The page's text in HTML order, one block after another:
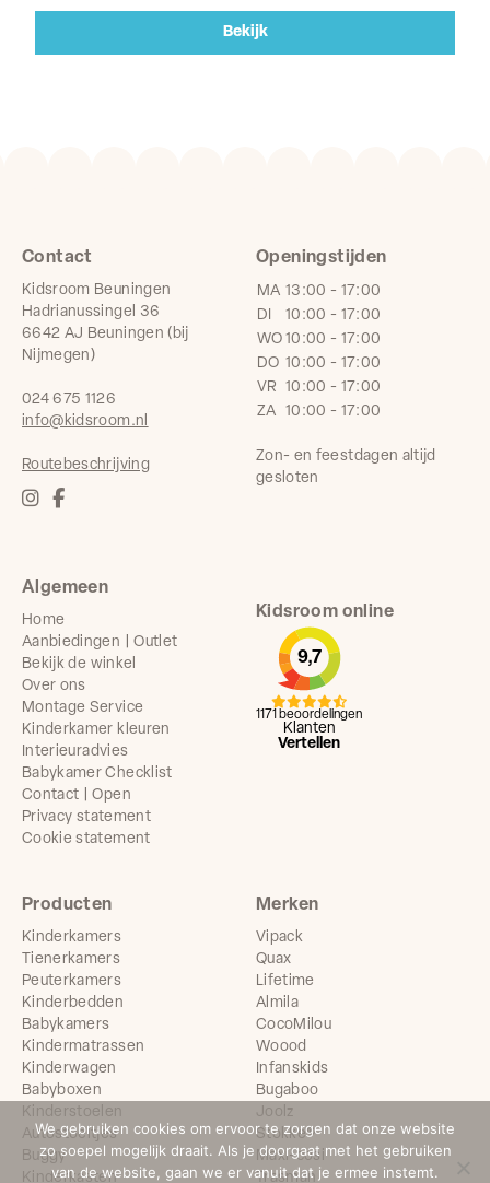
Bekijk
Algemeen
Home
Aanbiedingen | Outlet
Bekijk de winkel
Over ons
Montage Service
Kinderkamer kleuren
Interieuradvies
Babykamer Checklist
Contact | Open
Privacy statement
Cookie statement
Producten
Kinderkamers
Tienerkamers
Peuterkamers
Kinderbedden
Babykamers
Kindermatrassen
Kinderwagen
Babyboxen
Kinderstoelen
Autostoeltjes
Buggy
Kinderkasten
Merken
Vipack
Quax
Lifetime
Almila
CocoMilou
Woood
Infanskids
Bugaboo
Joolz
Stokke®
Maxi-cosi
Trasman
Contact
Kidsroom Beuningen
Hadrianussingel 36
6642 AJ Beuningen (bij
Nijmegen)
024 675 1126
info@kidsroom.nl
Routebeschrijving
Openingstijden
MA 13:00 - 17:00
DI
10:00 - 17:00
WO 10:00 - 17:00
DO 10:00 - 17:00
VR 10:00 - 17:00
ZA 10:00 - 17:00
Zon- en feestdagen altijd
gesloten
Kidsroom online
9,7
Klanten
Vertellen
1171 beoordelingen
We gebruiken cookies om ervoor te zorgen dat onze website
zo soepel mogelijk draait. Als je doorgaat met het gebruiken
van de website, gaan we er vanuit dat je ermee instemt.